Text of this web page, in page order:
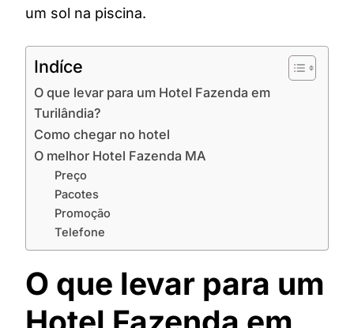
um sol na piscina.
Indíce
O que levar para um Hotel Fazenda em
Turilândia?
Como chegar no hotel
O melhor Hotel Fazenda MA
Preço
Pacotes
Promoção
Telefone
O que levar para um